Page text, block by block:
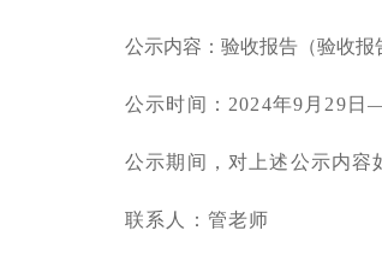
公示内容：验收报告（验收报
公示时间： 2024年9 月 29 日
公示期间，对上述公示内容
联系人：管老师